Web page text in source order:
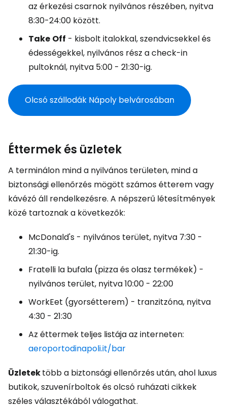
az érkezési csarnok nyilvános részében, nyitva
8:30-24:00 között.
Take Off - kisbolt italokkal, szendvicsekkel és
édességekkel, nyilvános rész a check-in
pultoknál, nyitva 5:00 - 21:30-ig.
Olcsó szállodák Nápoly belvárosában
Éttermek és üzletek
A terminálon mind a nyilvános területen, mind a
biztonsági ellenőrzés mögött számos étterem vagy
kávézó áll rendelkezésre. A népszerű létesítmények
közé tartoznak a következők:
McDonald's - nyilvános terület, nyitva 7:30 -
21:30-ig.
Fratelli la bufala (pizza és olasz termékek) -
nyilvános terület, nyitva 10:00 - 22:00
WorkEet (gyorsétterem) - tranzitzóna, nyitva
4:30 - 21:30
Az éttermek teljes listája az interneten:
aeroportodinapoli.it/bar
Üzletektöbb a biztonsági ellenőrzés után, ahol luxus
butikok, szuvenírboltok és olcsó ruházati cikkek
széles választékából válogathat.